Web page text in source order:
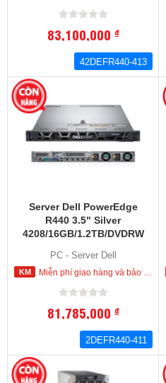
83,100,000đ
42DEFR440-413
Server Dell PowerEdge
R440 3.5" Silver
4208/16GB/1.2TB/DVDRW
PC - Server Dell
Miễn phí giao hàng và bảo hành tận nơi trong nội thành HCM
81,785,000đ
2DEFR440-411